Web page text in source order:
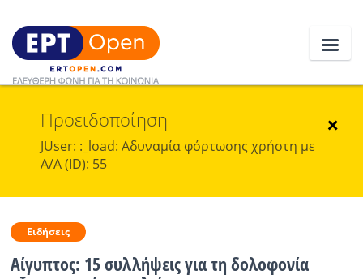
Ειδήσεις
Ελλάδα
Οικονομία
×
Προειδοποίηση
JUser: :_load: Αδυναμία φόρτωσης χρήστη με
Α/Α (ID): 55
Ειδήσεις
Αίγυπτος: 15 συλλήψεις για τη δολοφονία